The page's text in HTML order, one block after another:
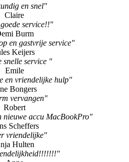
en snel"
Claire
service!!"
Burm
en gastvrije service"
Keijers
snelle service "
Emile
en vriendelijke hulp"
Bongers
vervangen"
Robert
nieuwe accu MacBookPro"
Scheffers
vriendelijke"
Hulten